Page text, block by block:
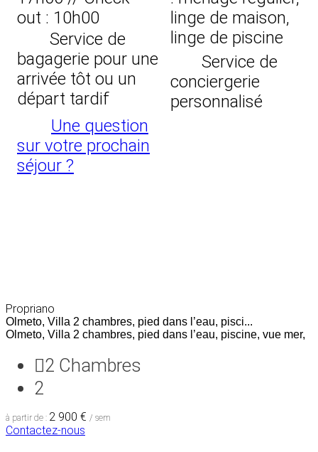
out : 10h00
Service de
bagagerie pour une
arrivée tôt ou un
départ tardif
Une question
sur votre prochain
séjour ?
linge de maison,
linge de piscine
Service de
conciergerie
personnalisé
Propriano
Olmeto, Villa 2 chambres, pied dans l’eau, pisci...
Olmeto, Villa 2 chambres, pied dans l’eau, piscine, vue mer,
2 Chambres
2
à partir de : 2 900 € / sem
Contactez-nous